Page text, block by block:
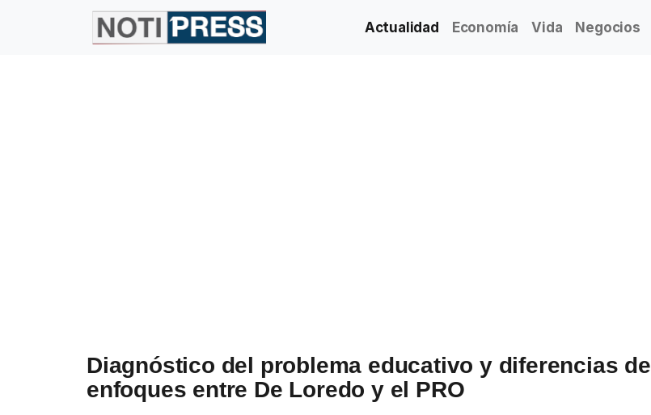
Actualidad Economía Vida Negocios
Diagnóstico del problema educativo y diferencias de
enfoques entre De Loredo y el PRO